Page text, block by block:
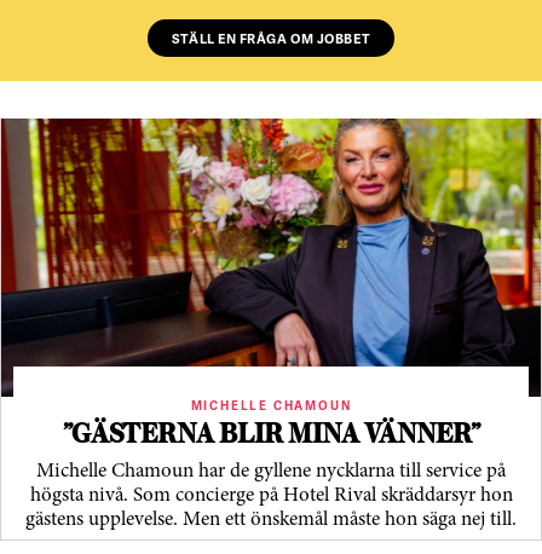
STÄLL EN FRÅGA OM JOBBET
MICHELLE CHAMOUN
”GÄSTERNA BLIR MINA VÄNNER”
Michelle Chamoun har de gyllene nycklarna till service på
högsta nivå. Som concierge på Hotel Rival skräddarsyr hon
gästens upp­levelse. Men ett önskemål måste hon säga nej till.